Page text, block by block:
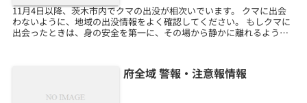
11月4日以降、茨木市内でクマの出没が相次いでいます。 クマに出会
わないように、地域の出没情報をよく確認してください。 もしクマに
出会ったときは、身の安全を第一に、その場から静かに離れるように
府全域 警報・注意報情報